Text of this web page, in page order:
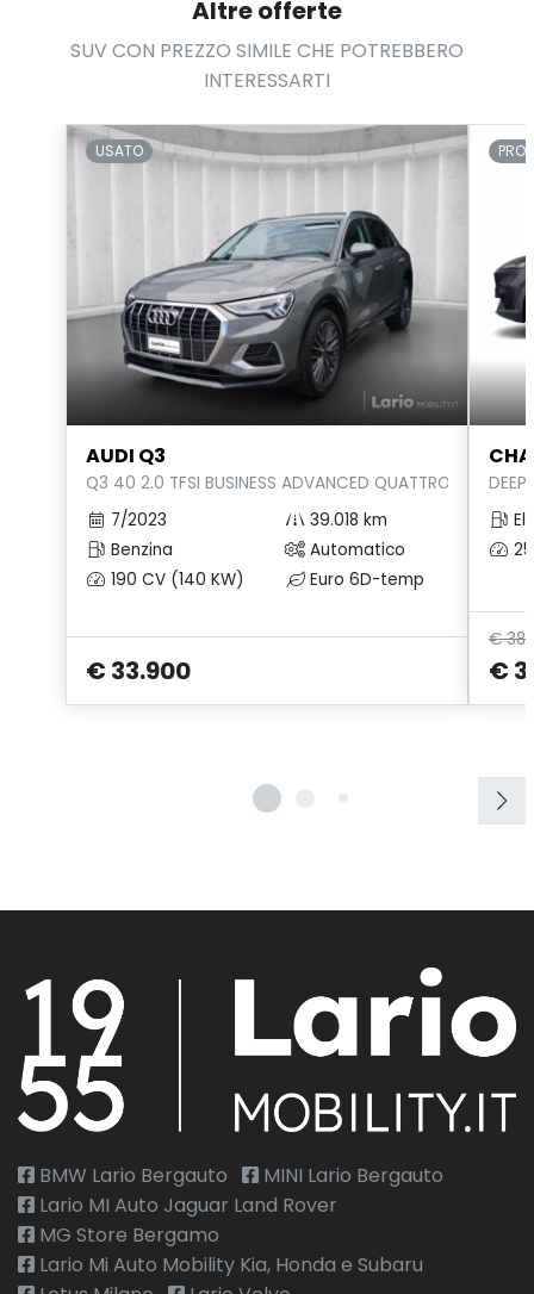
Altre offerte
SUV CON PREZZO SIMILE CHE POTREBBERO
INTERESSARTI
USATO
AUDI Q3
Q3 40 2.0 TFSI BUSINESS ADVANCED QUATTRO S-TRONIC
7/2023
39.018 km
Benzina
Automatico
190 CV (140 KW)
Euro 6D-temp
€ 33.900
€
€
BMW Lario Bergauto
MINI Lario Bergauto
Lario MI Auto Jaguar Land Rover
MG Store Bergamo
Lario Mi Auto Mobility Kia, Honda e Subaru